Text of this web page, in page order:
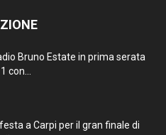
Bruno Estate in prima serata
con...
a Carpi per il gran finale di